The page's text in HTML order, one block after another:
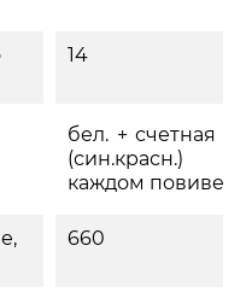
14
бел. + счетная
(син.красн.)
каждом повиве
660